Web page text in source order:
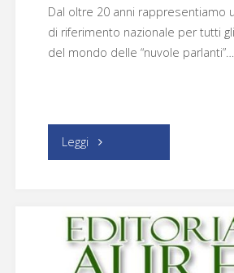
Dal oltre 20 anni rappresentiamo
di riferimento nazionale per tutti
del mondo delle “nuvole parlanti”….
Leggi "Supergulp"